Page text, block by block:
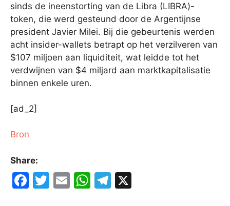
sinds de ineenstorting van de Libra (LIBRA)-
token, die werd gesteund door de Argentijnse
president Javier Milei. Bij die gebeurtenis werden
acht insider-wallets betrapt op het verzilveren van
$107 miljoen aan liquiditeit, wat leidde tot het
verdwijnen van $4 miljard aan marktkapitalisatie
binnen enkele uren.
[ad_2]
Bron
Share:
F
T
E
W T